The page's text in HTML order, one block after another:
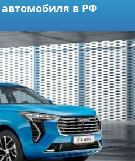
в РФ